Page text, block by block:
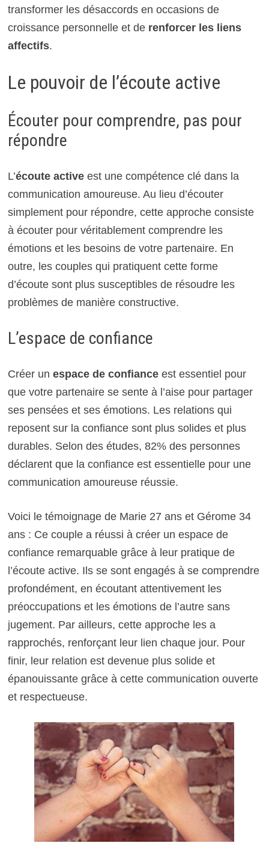
transformer les désaccords en occasions de
croissance personnelle et de renforcer les liens
affectifs.
Le pouvoir de l’écoute active
Écouter pour comprendre, pas pour
répondre
L’écoute activeest une compétence clé dans la
communication amoureuse. Au lieu d’écouter
simplement pour répondre, cette approche consiste
à écouter pour véritablement comprendre les
émotions et les besoins de votre partenaire. En
outre, les couples qui pratiquent cette forme
d’écoute sont plus susceptibles de résoudre les
problèmes de manière constructive.
L’espace de confiance
Créer un espace de confianceest essentiel pour
que votre partenaire se sente à l’aise pour partager
ses pensées et ses émotions. Les relations qui
reposent sur la confiance sont plus solides et plus
durables. Selon des études, 82% des personnes
déclarent que la confiance est essentielle pour une
communication amoureuse réussie.
Voici le témoignage de Marie 27 ans et Gérome 34
ans : Ce couple a réussi à créer un espace de
confiance remarquable grâce à leur pratique de
l’écoute active. Ils se sont engagés à se comprendre
profondément, en écoutant attentivement les
préoccupations et les émotions de l’autre sans
jugement. Par ailleurs, cette approche les a
rapprochés, renforçant leur lien chaque jour. Pour
finir, leur relation est devenue plus solide et
épanouissante grâce à cette communication ouverte
et respectueuse.